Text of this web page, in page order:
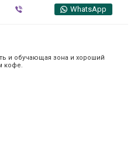
WhatsApp
и обучающая зона и хороший
кофе.